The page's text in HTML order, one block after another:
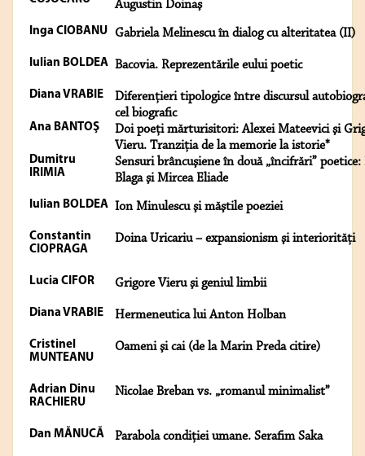
Augustin Doinaş
Inga CIOBANU Gabriela Melinescu în dialog cu alteritatea (II)
Iulian BOLDEA Bacovia. Reprezentările eului poetic
Diana VRABIE
Diferenţieri tipologice între discursul
cel biografic
Ana BANTOŞ
Doi poeţi mărturisitori: Alexei Mateevici şi
Vieru. Tranziţia de la memorie la istorie*
Dumitru
IRIMIA
Sensuri brâncuşiene în două „încifrări” poetice:
Blaga şi Mircea Eliade
Iulian BOLDEA Ion Minulescu şi măştile poeziei
Constantin
CIOPRAGA
Doina Uricariu – expansionism şi interiorităţi
Lucia CIFOR Grigore Vieru şi geniul limbii
Diana VRABIE Hermeneutica lui Anton Holban
Cristinel
MUNTEANU
Oameni şi cai (de la Marin Preda citire)
Adrian Dinu
RACHIERU
Nicolae Breban vs. „romanul minimalist”
Dan MĂNUCĂ Parabola condiţiei umane. Serafim Saka